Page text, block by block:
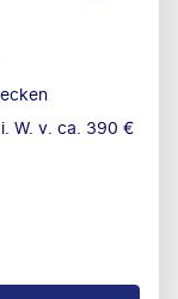
W. v. ca. 390 €